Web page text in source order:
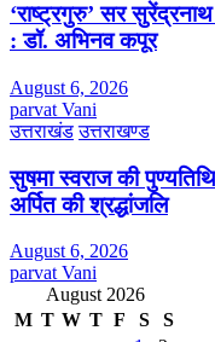
‘राष्ट्रगुरु’ सर
: डॉ. अभिनव कपूर
August 6, 2026
parvat Vani
उत्तराखंड उत्तराखण्ड
सुषमा स्वराज की
अर्पित की श्रद्धांजलि
August 6, 2026
parvat Vani
August 2026
M T W T F S
S